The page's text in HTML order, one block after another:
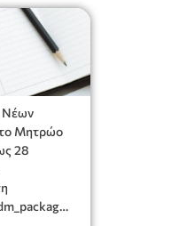
Νέων
Μητρώο
28